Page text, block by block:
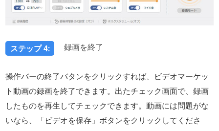
ステップ 4: 録画を終了
操作バーの終了バタンをクリックすれば、ビデオマーケッ
ト動画の録画を終了できます。出たチェック画面で、録画
したものを再生してチェックできます。動画には問題がな
いなら、「ビデオを保存」ボタンをクリックしてくださ